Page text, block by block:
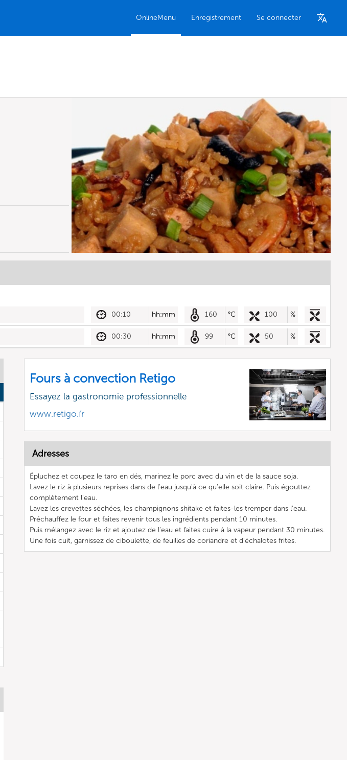
OnlineMenu Enregistrement Se connecter
00:10 hh:mm 160 °C 100 %
00:30 hh:mm 99 °C 50 %
Fours à convection Retigo
Essayez la gastronomie professionnelle
www.retigo.fr
Adresses
Épluchez et coupez le taro en dés, marinez le porc avec du vin et de la sauce soja.
Lavez le riz à plusieurs reprises dans de l'eau jusqu'à ce qu'elle soit claire. Puis égouttez
complètement l'eau.
Lavez les crevettes séchées, les champignons shitake et faites-les tremper dans l'eau.
Préchauffez le four et faites revenir tous les ingrédients pendant 10 minutes.
Puis mélangez avec le riz et ajoutez de l'eau et faites cuire à la vapeur pendant 30 minutes.
Une fois cuit, garnissez de ciboulette, de feuilles de coriandre et d'échalotes frites.